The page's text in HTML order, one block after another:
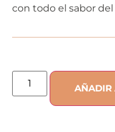
con todo el sabor del
AÑADIR